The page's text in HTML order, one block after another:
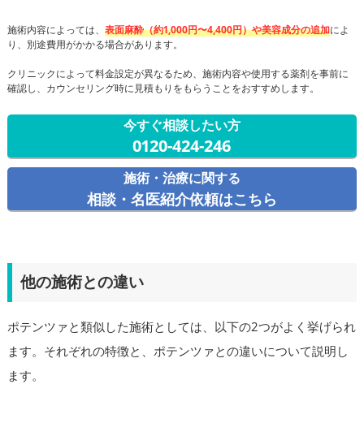
施術内容によっては、 表面麻酔（約1,000円〜4,400円）や美容成分の追加によ
り、別途費用がかかる場合があります。
クリニックによって料金設定が異なるため、施術内容や使用する薬剤を事前に
確認し、カウンセリング時に見積もりをもらうことをおすすめします。
今すぐ相談したい方
0120-424-246
施術・治療に関する
相談・名医紹介依頼はこちら
他の施術との違い
ポテンツァと類似した施術としては、以下の2つがよく挙げられ
ます。それぞれの特徴と、ポテンツァとの違いについて説明し
ます。